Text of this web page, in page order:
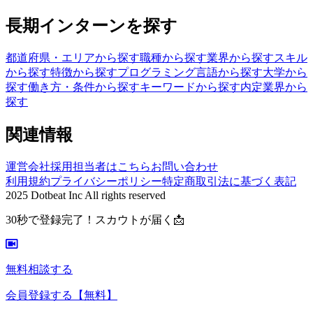
長期インターンを探す
都道府県・エリアから探す職種から探す業界から探すスキル
から探す特徴から探すプログラミング言語から探す大学から
探す働き方・条件から探すキーワードから探す内定業界から
探す
関連情報
運営会社採用担当者はこちらお問い合わせ
利用規約プライバシーポリシー特定商取引法に基づく表記
2025 Dotbeat Inc All rights reserved
30秒で登録完了！スカウトが届く📩
無料相談する
会員登録する 【無料】